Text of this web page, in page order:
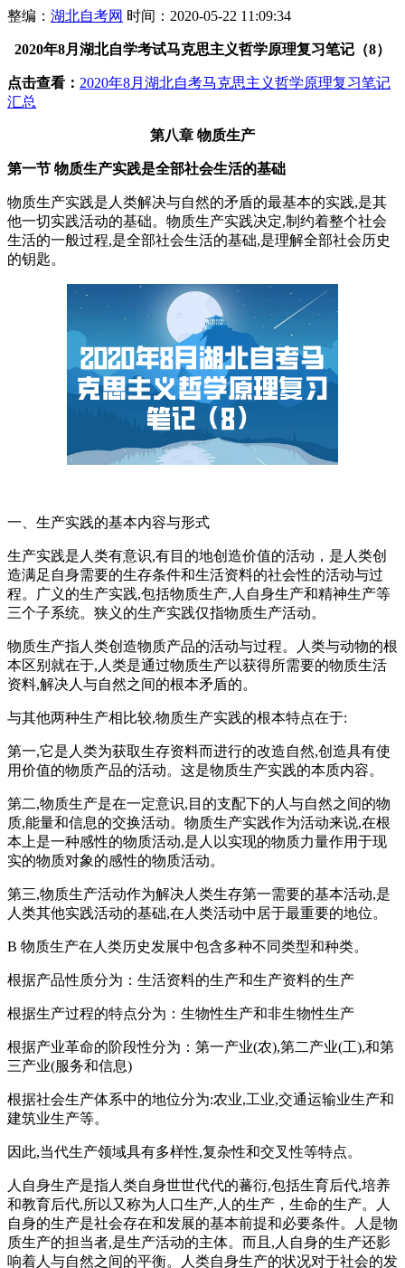
整编： 湖北自考网 时间：2020-05-22 11:09:34
2020年8月湖北自学考试马克思主义哲学原理复习笔记（8）
点击查看： 2020年8月湖北自考马克思主义哲学原理复习笔记
汇总
第八章 物质生产
第一节 物质生产实践是全部社会生活的基础
物质生产实践是人类解决与自然的矛盾的最基本的实践,是其
他一切实践活动的基础。物质生产实践决定,制约着整个社会
生活的一般过程,是全部社会生活的基础,是理解全部社会历史
的钥匙。
一、生产实践的基本内容与形式
生产实践是人类有意识,有目的地创造价值的活动，是人类创
造满足自身需要的生存条件和生活资料的社会性的活动与过
程。广义的生产实践,包括物质生产,人自身生产和精神生产等
三个子系统。狭义的生产实践仅指物质生产活动。
物质生产指人类创造物质产品的活动与过程。人类与动物的根
本区别就在于,人类是通过物质生产以获得所需要的物质生活
资料,解决人与自然之间的根本矛盾的。
与其他两种生产相比较,物质生产实践的根本特点在于:
第一,它是人类为获取生存资料而进行的改造自然,创造具有使
用价值的物质产品的活动。这是物质生产实践的本质内容。
第二,物质生产是在一定意识,目的支配下的人与自然之间的物
质,能量和信息的交换活动。物质生产实践作为活动来说,在根
本上是一种感性的物质活动,是人以实现的物质力量作用于现
实的物质对象的感性的物质活动。
第三,物质生产活动作为解决人类生存第一需要的基本活动,是
人类其他实践活动的基础,在人类活动中居于最重要的地位。
B 物质生产在人类历史发展中包含多种不同类型和种类。
根据产品性质分为：生活资料的生产和生产资料的生产
根据生产过程的特点分为：生物性生产和非生物性生产
根据产业革命的阶段性分为：第一产业(农),第二产业(工),和第
三产业(服务和信息)
根据社会生产体系中的地位分为:农业,工业,交通运输业生产和
建筑业生产等。
因此,当代生产领域具有多样性,复杂性和交叉性等特点。
人自身生产是指人类自身世世代代的蕃衍,包括生育后代,培养
和教育后代,所以又称为人口生产,人的生产，生命的生产。人
自身的生产是社会存在和发展的基本前提和必要条件。人是物
质生产的担当者,是生产活动的主体。而且,人自身的生产还影
响着人与自然之间的平衡。人类自身生产的状况对于社会的发